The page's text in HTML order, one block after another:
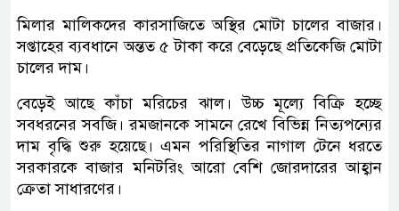
মিলার মালিকদের কারসাজিতে অস্থির মোটা চালের বাজার।
সপ্তাহের ব্যবধানে অন্তত ৫ টাকা করে বেড়েছে প্রতিকেজি মোটা
চালের দাম।
বেড়েই আছে কাঁচা মরিচের ঝাল। উচ্চ মূল্যে বিক্রি হচ্ছে
সবধরনের সবজি। রমজানকে সামনে রেখে বিভিন্ন নিত্যপন্যের
দাম বৃদ্ধি শুরু হয়েছে। এমন পরিস্থিতির নাগাল টেনে ধরতে
সরকারকে বাজার মনিটরিং আরো বেশি জোরদারের আহ্বান
ক্রেতা সাধারণের।